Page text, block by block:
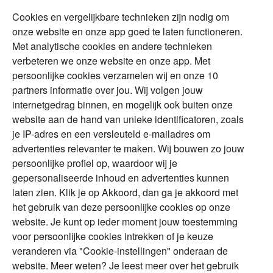
Duurzaam
Vermogensplanning
Tweede huis in
buitenland
DGA
Erfenis
Over Financial Focus
Specialisten
Financial Focus
magazine
The Exit Years
Contact
Alles voor en over vermogenden.
Over ABN AMRO Veiligheid
Privacy & Cookies
Toegankelijkheid
Disclaimer RSS
Cookies en vergelijkbare technieken zijn nodig om
onze website en onze app goed te laten functioneren.
Met analytische cookies en andere technieken
verbeteren we onze website en onze app. Met
persoonlijke cookies verzamelen wij en onze 10
partners informatie over jou. Wij volgen jouw
internetgedrag binnen, en mogelijk ook buiten onze
website aan de hand van unieke identificatoren, zoals
je IP-adres en een versleuteld e-mailadres om
advertenties relevanter te maken. Wij bouwen zo jouw
persoonlijke profiel op, waardoor wij je
gepersonaliseerde inhoud en advertenties kunnen
laten zien. Klik je op Akkoord, dan ga je akkoord met
het gebruik van deze persoonlijke cookies op onze
website. Je kunt op ieder moment jouw toestemming
voor persoonlijke cookies intrekken of je keuze
veranderen via "Cookie-instellingen" onderaan de
website. Meer weten? Je leest meer over het gebruik